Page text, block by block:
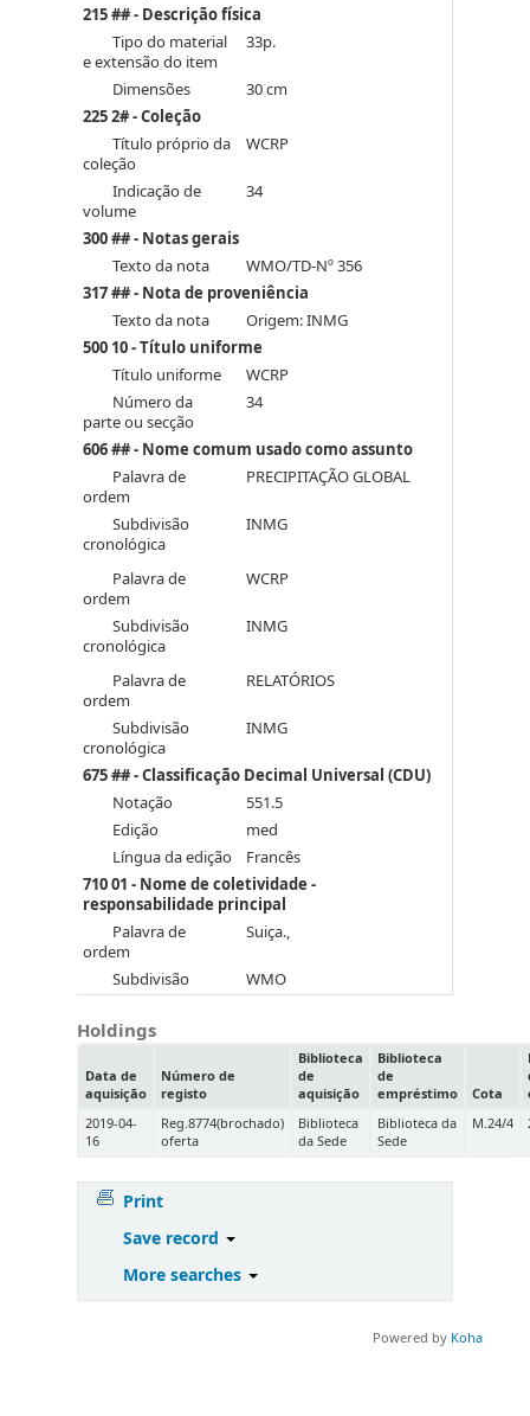
215 ## - Descrição física
Tipo do material
e extensão do item
33p.
Dimensões
30 cm
225 2# - Coleção
Título próprio da
coleção
WCRP
Indicação de
volume
34
300 ## - Notas gerais
Texto da nota
WMO/TD-Nº 356
317 ## - Nota de proveniência
Texto da nota
Origem: INMG
500 10 - Título uniforme
Título uniforme
WCRP
Número da
parte ou secção
34
606 ## - Nome comum usado como assunto
Palavra de
ordem
PRECIPITAÇÃO GLOBAL
Subdivisão
cronológica
INMG
Palavra de
ordem
WCRP
Subdivisão
cronológica
INMG
Palavra de
ordem
RELATÓRIOS
Subdivisão
cronológica
INMG
675 ## - Classificação Decimal Universal (CDU)
Notação
551.5
Edição
med
Língua da edição
Francês
710 01 - Nome de coletividade -
responsabilidade principal
Palavra de
ordem
Suiça.,
Subdivisão WMO
Holdings
Data de
aquisição
Número de
registo
Biblioteca
de
aquisição
Biblioteca
de
empréstimo
Cota
2019-04-
16
Reg.8774(brochado)
oferta
Biblioteca
da Sede
Biblioteca da
Sede
M.24/4
Print
Save record
More searches
Powered by Koha